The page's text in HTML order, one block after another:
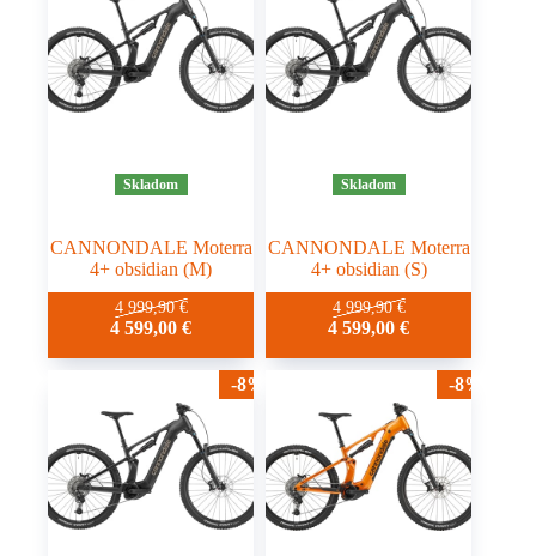
Skladom
CANNONDALE Moterra
4+ obsidian (M)
4 999,90€
4 599,00€
Skladom
CANNONDALE Moterra
4+ obsidian (S)
4 999,90€
4 599,00€
-8% -8%